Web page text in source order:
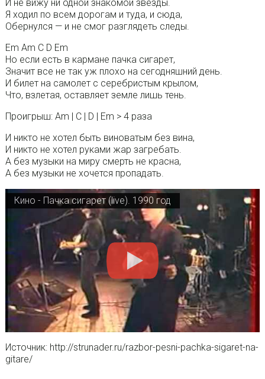
И не вижу ни одной знакомой звезды.
Я ходил по всем дорогам и туда, и сюда,
Обернулся — и не смог разглядеть следы.
Em Am C D Em
Но если есть в кармане пачка сигарет,
Значит все не так уж плохо на сегодняшний день.
И билет на самолет с серебристым крылом,
Что, взлетая, оставляет земле лишь тень.
Проигрыш: Am | C | D | Em > 4 раза
И никто не хотел быть виноватым без вина,
И никто не хотел руками жар загребать.
А без музыки на миру смерть не красна,
А без музыки не хочется пропадать.
Кино - Пачка сигарет (live). 1990 год
Источник: http://strunader.ru/razbor-pesni-pachka-sigaret-na-
gitare/